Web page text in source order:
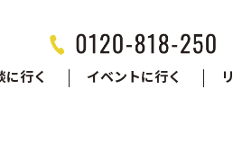
に行く イベントに行く